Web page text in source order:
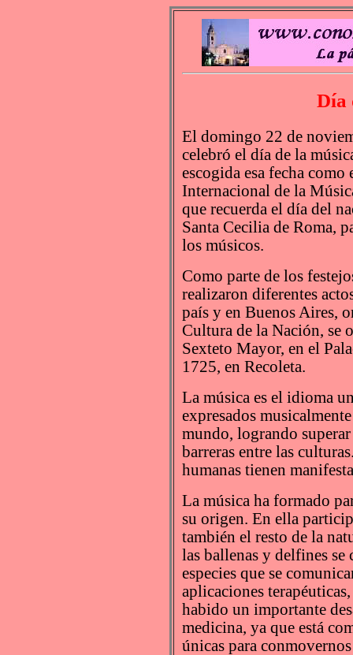
Día
El domingo 22 de
celebró el día de la
escogida esa fecha como
Internacional de la
que recuerda el día del
Santa Cecilia de Roma,
los músicos.
Como parte de los
realizaron diferentes
país y en Buenos Aires,
Cultura de la Nación, se
Sexteto Mayor, en el
1725, en Recoleta.
La música es el idioma
expresados
mundo, logrando
barreras entre las
humanas tienen
La música ha formado
su origen. En ella
también el resto de la
las ballenas y delfines se
especies que se
aplicaciones
habido un importante
medicina, ya que está
únicas para